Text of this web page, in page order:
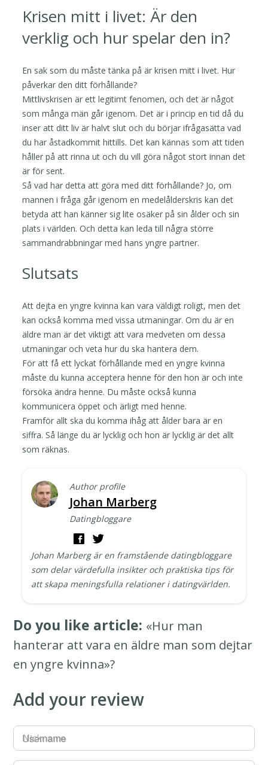
Krisen mitt i livet: Är den
verklig och hur spelar den in?
En sak som du måste tänka på är krisen mitt i livet. Hur
påverkar den ditt förhållande?
Mittlivskrisen är ett legitimt fenomen, och det är något
som många män går igenom. Det är i princip en tid då du
inser att ditt liv är halvt slut och du börjar ifrågasätta vad
du har åstadkommit hittills. Det kan kännas som att tiden
håller på att rinna ut och du vill göra något stort innan det
är för sent.
Så vad har detta att göra med ditt förhållande? Jo, om
mannen i fråga går igenom en medelålderskris kan det
betyda att han känner sig lite osäker på sin ålder och sin
plats i världen. Och detta kan leda till några större
sammandrabbningar med hans yngre partner.
Slutsats
Att dejta en yngre kvinna kan vara väldigt roligt, men det
kan också komma med vissa utmaningar. Om du är en
äldre man är det viktigt att vara medveten om dessa
utmaningar och veta hur du ska hantera dem.
För att få ett lyckat förhållande med en yngre kvinna
måste du kunna acceptera henne för den hon är och inte
försöka ändra henne. Du måste också kunna
kommunicera öppet och ärligt med henne.
Framför allt ska du komma ihåg att ålder bara är en
siffra. Så länge du är lycklig och hon är lycklig är det allt
som räknas.
Author profile
Johan Marberg
Datingbloggare
Johan Marberg är en framstående datingbloggare
som delar värdefulla insikter och praktiska tips för
att skapa meningsfulla relationer i datingvärlden.
Do you like article: «Hur man
hanterar att vara en äldre man som dejtar
en yngre kvinna»?
Add your review
Username